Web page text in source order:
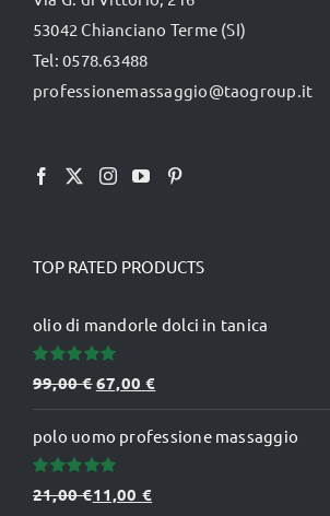
53042 Chianciano Terme (SI)
Tel: 0578.63488
professionemassaggio@taogroup.it
TOP RATED PRODUCTS
olio di mandorle dolci in tanica
Valutato
5.00su 5
99,00€Il
prezzo
originale
era:
99,00 €.
67,00€
prezzo
attuale
polo uomo professione massaggio
Valutato
5.00su 5
21,00€11,00 €